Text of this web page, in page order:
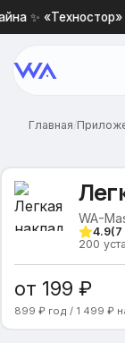
✨ «Техностор»
Главная/
WA-
4.9(7
200
от 199 ₽
899 ₽ год / 1 499 ₽